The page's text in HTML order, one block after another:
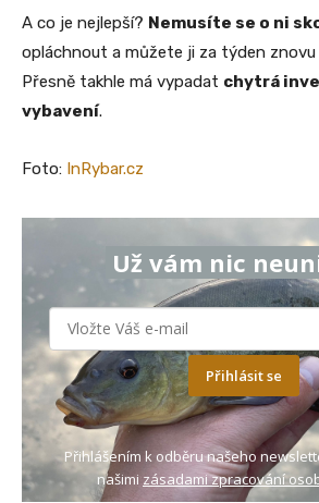
A co je nejlepší? Nemusíte se o ni
opláchnout a můžete ji za týden
Přesně takhle má vypadat chytrá
vybavení.
Foto: InRybar.cz
Už vám nic
Přihlásit se
Přihlášením k odběru našeho
našimi zásadami zpracování